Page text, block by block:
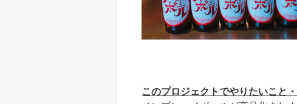
このプロジェクトでやりたいこと